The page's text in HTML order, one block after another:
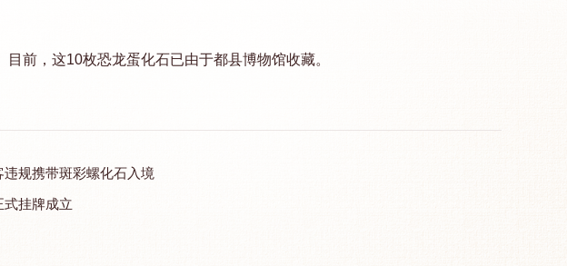
前，这10枚恐龙蛋化石已由于都县博物馆收藏。
规携带斑彩螺化石入境
挂牌成立